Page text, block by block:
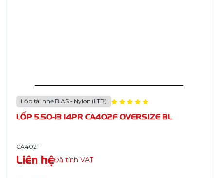
Lốp tải nhẹ BIAS - Nylon (LTB)
LỐP 5.50-13 14PR CA402F OVERSIZE BL
CA402F
Liên hệĐã tính VAT